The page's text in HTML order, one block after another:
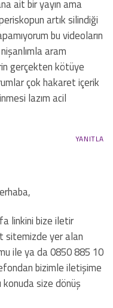
ait bir yayın ama
artık silindiği
bu videoların
aram
gerçekten kötüye
çok hakaret içerik
lazım acil
YANITLA
linkini bize iletir
sitemizde yer alan
ile ya da 0850 885 10
bizimle iletişime
konuda size dönüş